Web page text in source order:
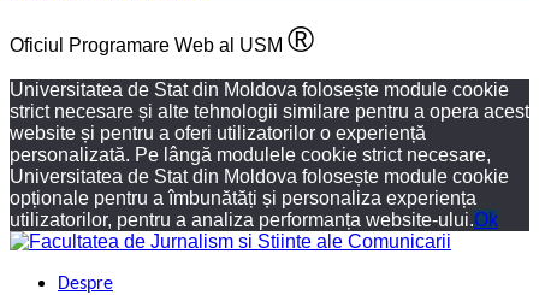
Oficiul Programare Web al USM ®
Universitatea de Stat din Moldova folosește module cookie
strict necesare și alte tehnologii similare pentru a opera acest
website și pentru a oferi utilizatorilor o experiență
personalizată. Pe lângă modulele cookie strict necesare,
Universitatea de Stat din Moldova folosește module cookie
opționale pentru a îmbunătăți și personaliza experiența
utilizatorilor, pentru a analiza performanța website-ului.Ok
Despre